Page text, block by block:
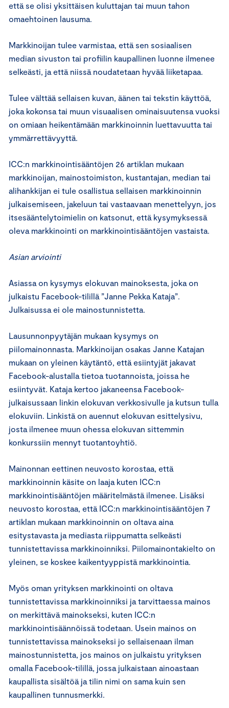
että se olisi yksittäisen kuluttajan tai muun tahon
omaehtoinen lausuma.
Markkinoijan tulee varmistaa, että sen sosiaalisen
median sivuston tai profiilin kaupallinen luonne ilmenee
selkeästi, ja että niissä noudatetaan hyvää liiketapaa.
Tulee välttää sellaisen kuvan, äänen tai tekstin käyttöä,
joka kokonsa tai muun visuaalisen ominaisuutensa vuoksi
on omiaan heikentämään markkinoinnin luettavuutta tai
ymmärrettävyyttä.
ICC:n markkinointisääntöjen 26 artiklan mukaan
markkinoijan, mainostoimiston, kustantajan, median tai
alihankkijan ei tule osallistua sellaisen markkinoinnin
julkaisemiseen, jakeluun tai vastaavaan menettelyyn, jos
itsesääntelytoimielin on katsonut, että kysymyksessä
oleva markkinointi on markkinointisääntöjen vastaista.
Asian arviointi
Asiassa on kysymys elokuvan mainoksesta, joka on
julkaistu Facebook-tilillä ”Janne Pekka Kataja”.
Julkaisussa ei ole mainostunnistetta.
Lausunnonpyytäjän mukaan kysymys on
piilomainonnasta. Markkinoijan osakas Janne Katajan
mukaan on yleinen käytäntö, että esiintyjät jakavat
Facebook-alustalla tietoa tuotannoista, joissa he
esiintyvät. Kataja kertoo jakaneensa Facebook-
julkaisussaan linkin elokuvan verkkosivulle ja kutsun tulla
elokuviin. Linkistä on auennut elokuvan esittelysivu,
josta ilmenee muun ohessa elokuvan sittemmin
konkurssiin mennyt tuotantoyhtiö.
Mainonnan eettinen neuvosto korostaa, että
markkinoinnin käsite on laaja kuten ICC:n
markkinointisääntöjen määritelmästä ilmenee. Lisäksi
neuvosto korostaa, että ICC:n markkinointisääntöjen 7
artiklan mukaan markkinoinnin on oltava aina
esitystavasta ja mediasta riippumatta selkeästi
tunnistettavissa markkinoinniksi. Piilomainontakielto on
yleinen, se koskee kaikentyyppistä markkinointia.
Myös oman yrityksen markkinointi on oltava
tunnistettavissa markkinoinniksi ja tarvittaessa mainos
on merkittävä mainokseksi, kuten ICC:n
markkinointisäännöissä todetaan. Usein mainos on
tunnistettavissa mainokseksi jo sellaisenaan ilman
mainostunnistetta, jos mainos on julkaistu yrityksen
omalla Facebook-tilillä, jossa julkaistaan ainoastaan
kaupallista sisältöä ja tilin nimi on sama kuin sen
kaupallinen tunnusmerkki.